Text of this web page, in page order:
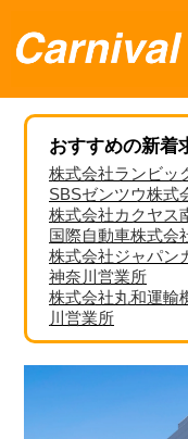
おすすめの新着
株式会社ランビッ
SBSゼンツウ株式
株式会社カクヤス
国際自動車株式会
株式会社ジャパン
神奈川営業所
株式会社丸和運輸
川営業所